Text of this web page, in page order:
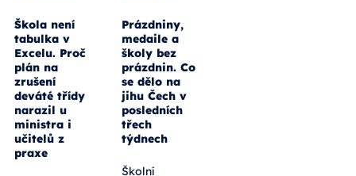
Škola není
tabulka v
Excelu. Proč
plán na
zrušení
deváté třídy
narazil u
ministra i
učitelů z
praxe
Prázdniny,
medaile a
školy bez
prázdnin. Co
se dělo na
jihu Čech v
posledních
třech
týdnech
Školní